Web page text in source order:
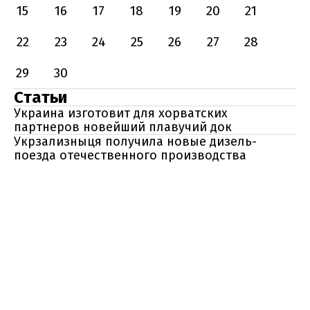
15
16 17 18 19 20
21
22
23 24 25 26 27
28
29
30
Статьи
Украина изготовит для хорватских
партнеров новейший плавучий док
Укрзализныця получила новые дизель-
поезда отечественного производства